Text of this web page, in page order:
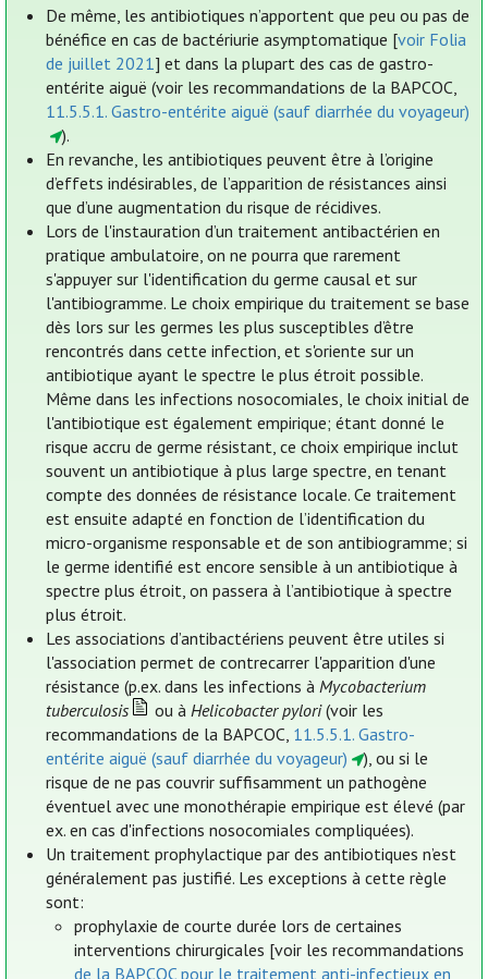
De même, les antibiotiques n’apportent que peu ou pas de
bénéfice en cas de bactériurie asymptomatique [voir Folia
de juillet 2021] et dans la plupart des cas de gastro-
entérite aiguë (voir les recommandations de la BAPCOC,
11.5.5.1. Gastro-entérite aiguë (sauf diarrhée du voyageur)
).
En revanche, les antibiotiques peuvent être à l’origine
d’effets indésirables, de l’apparition de résistances ainsi
que d’une augmentation du risque de récidives.
Lors de l'instauration d’un traitement antibactérien en
pratique ambulatoire, on ne pourra que rarement
s'appuyer sur l'identification du germe causal et sur
l'antibiogramme. Le choix empirique du traitement se base
dès lors sur les germes les plus susceptibles d’être
rencontrés dans cette infection, et s'oriente sur un
antibiotique ayant le spectre le plus étroit possible.
Même dans les infections nosocomiales, le choix initial de
l'antibiotique est également empirique; étant donné le
risque accru de germe résistant, ce choix empirique inclut
souvent un antibiotique à plus large spectre, en tenant
compte des données de résistance locale. Ce traitement
est ensuite adapté en fonction de l’identification du
micro-organisme responsable et de son antibiogramme; si
le germe identifié est encore sensible à un antibiotique à
spectre plus étroit, on passera à l’antibiotique à spectre
plus étroit.
Les associations d’antibactériens peuvent être utiles si
l'association permet de contrecarrer l'apparition d'une
résistance (p.ex. dans les infections àMycobacterium
tuberculosis
ou à Helicobacter pylori(voir les
recommandations de la BAPCOC, 11.5.5.1. Gastro-
entérite aiguë (sauf diarrhée du voyageur)
), ou si le
risque de ne pas couvrir suffisamment un pathogène
éventuel avec une monothérapie empirique est élevé (par
ex. en cas d'infections nosocomiales compliquées).
Un traitement prophylactique par des antibiotiques n’est
généralement pas justifié. Les exceptions à cette règle
sont:
prophylaxie de courte durée lors de certaines
interventions chirurgicales [voir les recommandations
de la BAPCOC pour le traitement anti-infectieux en